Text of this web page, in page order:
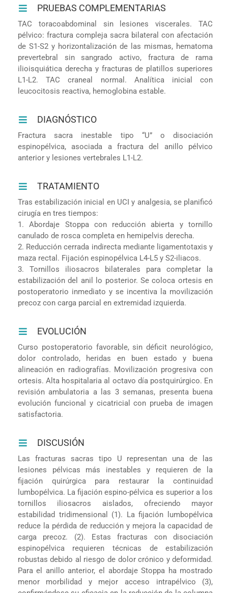
PRUEBAS COMPLEMENTARIAS
TAC toracoabdominal sin lesiones viscerales. TAC
pélvico: fractura compleja sacra bilateral con afectación
de S1-S2 y horizontalización de las mismas, hematoma
prevertebral sin sangrado activo, fractura de rama
ilioisquiática derecha y fracturas de platillos superiores
L1-L2. TAC craneal normal. Analítica inicial con
leucocitosis reactiva, hemoglobina estable.
DIAGNÓSTICO
Fractura sacra inestable tipo “U” o disociación
espinopélvica, asociada a fractura del anillo pélvico
anterior y lesiones vertebrales L1-L2.
TRATAMIENTO
Tras estabilización inicial en UCI y analgesia, se planificó
cirugía en tres tiempos:
1. Abordaje Stoppa con reducción abierta y tornillo
canulado de rosca completa en hemipelvis derecha.
2. Reducción cerrada indirecta mediante ligamentotaxis y
maza rectal. Fijación espinopélvica L4-L5 y S2-iliacos.
3. Tornillos iliosacros bilaterales para completar la
estabilización del anil lo posterior. Se coloca ortesis en
postoperatorio inmediato y se incentiva la movilización
precoz con carga parcial en extremidad izquierda.
EVOLUCIÓN
Curso postoperatorio favorable, sin déficit neurológico,
dolor controlado, heridas en buen estado y buena
alineación en radiografías. Movilización progresiva con
ortesis. Alta hospitalaria al octavo día postquirúrgico. En
revisión ambulatoria a las 3 semanas, presenta buena
evolución funcional y cicatricial con prueba de imagen
satisfactoria.
DISCUSIÓN
Las fracturas sacras tipo U representan una de las
lesiones pélvicas más inestables y requieren de la
fijación quirúrgica para restaurar la continuidad
lumbopélvica. La fijación espino-pélvica es superior a los
tornillos iliosacros aislados, ofreciendo mayor
estabilidad tridimensional (1). La fijación lumbopélvica
reduce la pérdida de reducción y mejora la capacidad de
carga precoz. (2). Estas fracturas con disociación
espinopélvica requieren técnicas de estabilización
robustas debido al riesgo de dolor crónico y deformidad.
Para el anillo anterior, el abordaje Stoppa ha mostrado
menor morbilidad y mejor acceso intrapélvico (3),